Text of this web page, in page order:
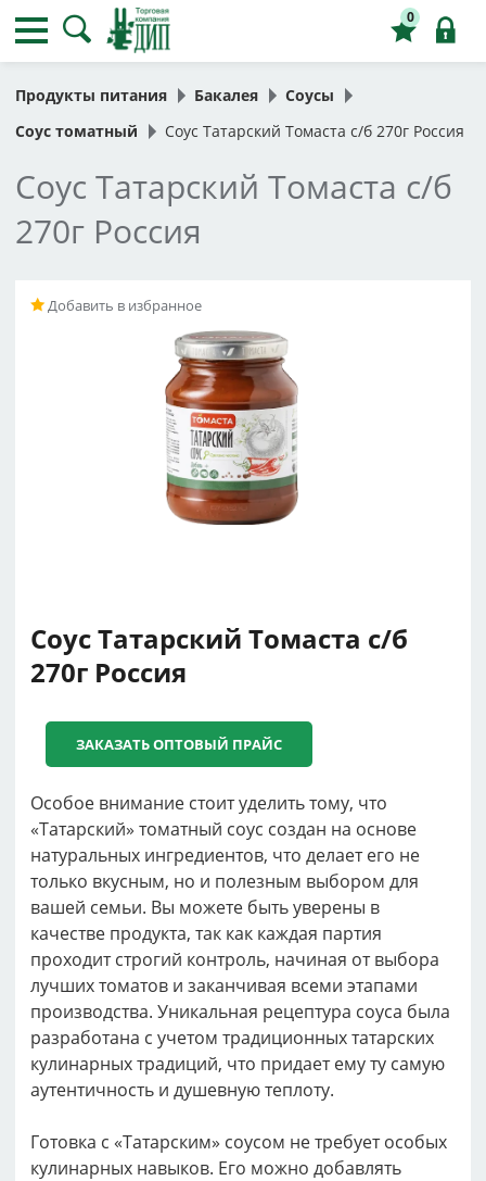
0
Продукты питания Бакалея
Соусы
Соус томатный
Соус Татарский Томаста с/б 270г Россия
Соус Татарский Томаста с/б
270г Россия
Добавить в избранное
Соус Татарский Томаста с/б
270г Россия
ЗАКАЗАТЬ ОПТОВЫЙ ПРАЙС
Особое внимание стоит уделить тому, что
«Татарский» томатный соус создан на основе
натуральных ингредиентов, что делает его не
только вкусным, но и полезным выбором для
вашей семьи. Вы можете быть уверены в
качестве продукта, так как каждая партия
проходит строгий контроль, начиная от выбора
лучших томатов и заканчивая всеми этапами
производства. Уникальная рецептура соуса была
разработана с учетом традиционных татарских
кулинарных традиций, что придает ему ту самую
аутентичность и душевную теплоту.
Готовка с «Татарским» соусом не требует особых
кулинарных навыков. Его можно добавлять